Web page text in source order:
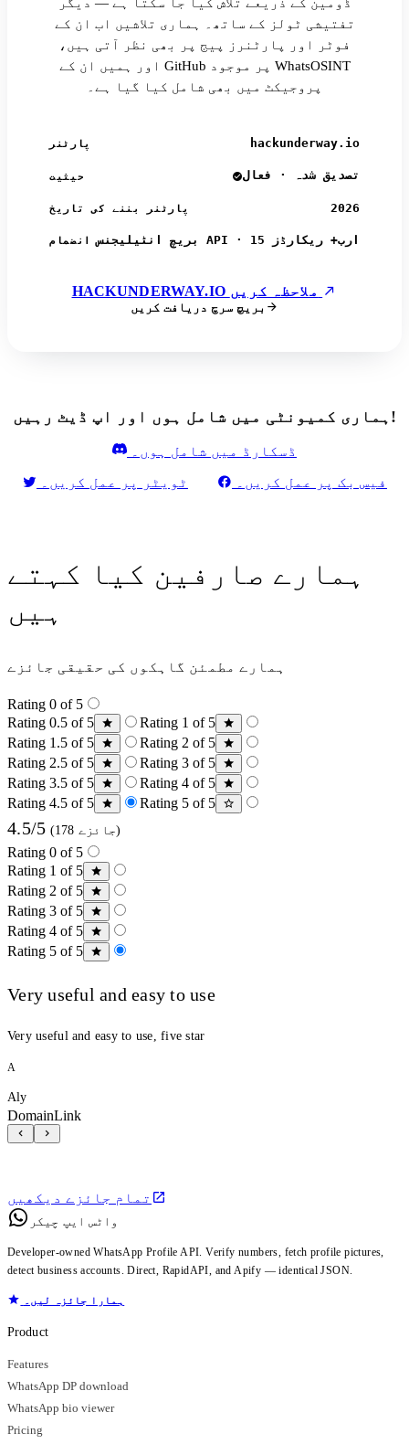
ڈومین کے ذریعے تلاش کیا جا سکتا ہے — دیگر
تفتیشی ٹولز کے ساتھ۔ ہماری تلاشیں اب ان کے
فوٹر اور پارٹنرز پیج پر بھی نظر آتی ہیں،
اور ہمیں ان کے GitHub پر موجود WhatsOSINT
پروجیکٹ میں بھی شامل کیا گیا ہے۔
پارٹنر hackunderway.io
حیثیت تصدیق شدہ · فعال
پارٹنر بننے کی تاریخ 2026
انضمام بریچ انٹیلیجنس API · 15 ارب+ ریکارڈز
بریچ سرچ دریافت کریں
ہماری کمیونٹی میں شامل ہوں اور اپ ڈیٹ رہیں!
ڈسکارڈ میں شامل ہوں۔
ٹویٹر پر عمل کریں۔
فیس بک پر عمل کریں۔
ہمارے صارفین کیا کہتے
ہیں
ہمارے مطمئن گاہکوں کی حقیقی جائزے
Rating 0 of 5
Rating 0.5 of 5
Rating 1 of 5
Rating 1.5 of 5
Rating 2 of 5
Rating 2.5 of 5
Rating 3 of 5
Rating 3.5 of 5
Rating 4 of 5
Rating 4.5 of 5
Rating 5 of 5
4.5/5 (178 جائزے)
Rating 0 of 5
Rating 1 of 5
Rating 2 of 5
Rating 3 of 5
Rating 4 of 5
Rating 5 of 5
Very useful and easy to use
Very useful and easy to use, five star
A
Aly
DomainLink
تمام جائزے دیکھیں
واٹس ایپ چیکر
Developer-owned WhatsApp Profile API. Verify numbers, fetch profile pictures,
detect business accounts. Direct, RapidAPI, and Apify — identical JSON.
ہمارا جائزہ لیں۔
Product
Features
WhatsApp DP download
WhatsApp bio viewer
Pricing